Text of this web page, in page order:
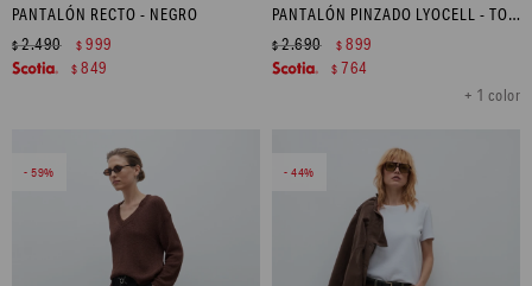
PANTALÓN RECTO - NEGRO
$2.490 $ 999
$ 849
PANTALÓN PINZADO LYOCELL - TOSTADO
+ 1 color
$2.690 $ 899
$ 764
59 44